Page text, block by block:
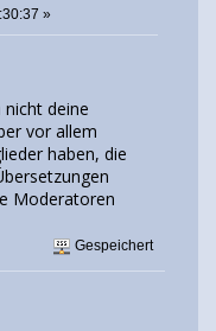
»
deine
vor allem
haben, die
Moderatoren
Gespeichert